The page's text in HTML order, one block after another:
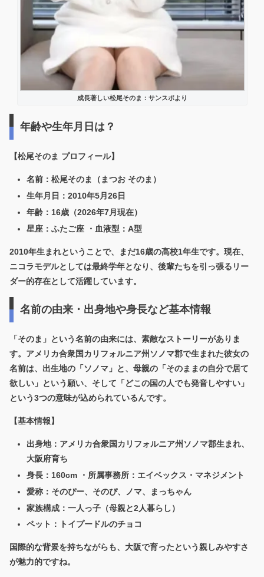
成長著しい松尾そのま：サンスポより
年齢や生年月日は？
【松尾そのま プロフィール】
名前：松尾そのま（まつお そのま）
生年月日：2010年5月26日
年齢：16歳（2026年7月現在）
星座：ふたご座 ・血液型：A型
2010年生まれということで、まだ16歳の高校1年生です。現在、
ニコラモデルとしては最終学年となり、後輩たちを引っ張るリー
ダー的存在として活躍しています。
名前の由来・出身地や身長など基本情報
「そのま」という名前の由来には、素敵なストーリーがありま
す。アメリカ合衆国カリフォルニア州ソノマ郡で生まれた彼女の
名前は、出生地の「ソノマ」と、母親の「そのままの自分で居て
欲しい」という願い、そして「どこの国の人でも発音しやすい」
という3つの意味が込められているんです。
【基本情報】
出身地：アメリカ合衆国カリフォルニア州ソノマ郡生まれ、
大阪府育ち
身長：160cm ・所属事務所：エイベックス・マネジメント
愛称：そのぴー、そのぴ、ノマ、まっちゃん
家族構成：一人っ子（母親と2人暮らし）
ペット：トイプードルのチョコ
国際的な背景を持ちながらも、大阪で育ったという親しみやすさ
が魅力的ですね。